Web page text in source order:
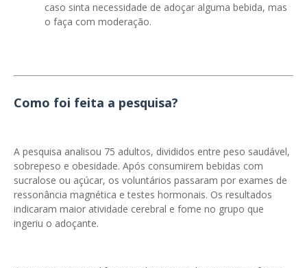
caso sinta necessidade de adoçar alguma bebida, mas
o faça com moderação.
Como foi feita a pesquisa?
A pesquisa analisou 75 adultos, divididos entre peso saudável,
sobrepeso e obesidade. Após consumirem bebidas com
sucralose ou açúcar, os voluntários passaram por exames de
ressonância magnética e testes hormonais. Os resultados
indicaram maior atividade cerebral e fome no grupo que
ingeriu o adoçante.